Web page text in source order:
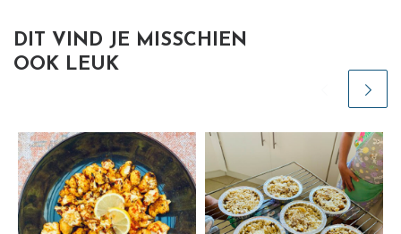
DIT VIND JE MISSCHIEN
OOK LEUK